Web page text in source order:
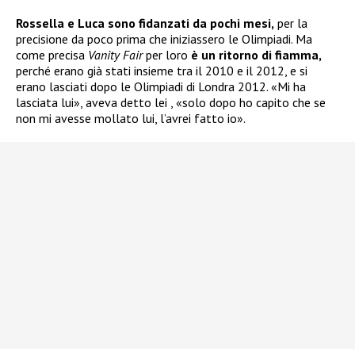
Rossella e Luca sono fidanzati da pochi mesi, per la
precisione da poco prima che iniziassero le Olimpiadi. Ma
come precisa Vanity Fairper loro è un ritorno di fiamma,
perché erano già stati insieme tra il 2010 e il 2012, e si
erano lasciati dopo le Olimpiadi di Londra 2012. «Mi ha
lasciata lui», aveva detto lei , «solo dopo ho capito che se
non mi avesse mollato lui, l’avrei fatto io».